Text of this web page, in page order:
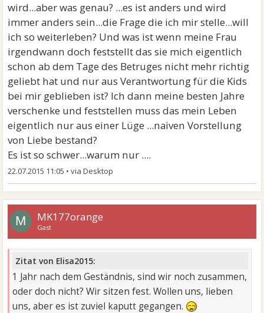
wird...aber was genau? ...es ist anders und wird
immer anders sein...die Frage die ich mir stelle...will
ich so weiterleben? Und was ist wenn meine Frau
irgendwann doch feststellt das sie mich eigentlich
schon ab dem Tage des Betruges nicht mehr richtig
geliebt hat und nur aus Verantwortung für die Kids
bei mir geblieben ist? Ich dann meine besten Jahre
verschenke und feststellen muss das mein Leben
eigentlich nur aus einer Lüge ...naiven Vorstellung
von Liebe bestand?
Es ist so schwer...warum nur ....
22.07.2015 11:05 •
M MK177orange
Gast
Zitat von Elisa2015:
1 Jahr nach dem Geständnis, sind wir noch zusammen,
oder doch nicht? Wir sitzen fest. Wollen uns, lieben
uns, aber es ist zuviel kaputt gegangen.